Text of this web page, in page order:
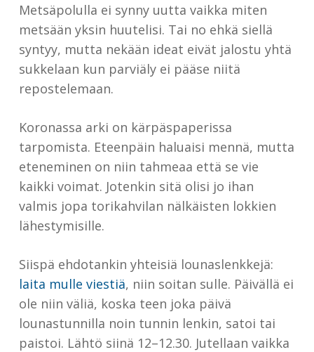
Metsäpolulla ei synny uutta vaikka miten
metsään yksin huutelisi. Tai no ehkä siellä
syntyy, mutta nekään ideat eivät jalostu yhtä
sukkelaan kun parviäly ei pääse niitä
repostelemaan.
Koronassa arki on kärpäspaperissa
tarpomista. Eteenpäin haluaisi mennä, mutta
eteneminen on niin tahmeaa että se vie
kaikki voimat. Jotenkin sitä olisi jo ihan
valmis jopa torikahvilan nälkäisten lokkien
lähestymisille.
Siispä ehdotankin yhteisiä lounaslenkkejä:
laita mulle viestiä, niin soitan sulle. Päivällä ei
ole niin väliä, koska teen joka päivä
lounastunnilla noin tunnin lenkin, satoi tai
paistoi. Lähtö siinä 12–12.30. Jutellaan vaikka